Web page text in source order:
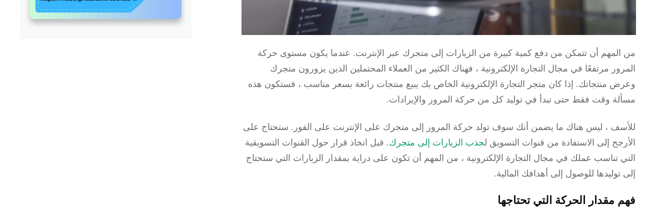
من المهم أن تتمكن من دفع كمية كبيرة من الزيارات إلى متجرك عبر الإنترنت. عندما يكون مستوى حركة
المرور مرتفعًا في مجال التجارة الإلكترونية ، فهناك الكثير من العملاء المحتملين الذين يزورون متجرك
وعرض منتجاتك. إذا كان متجر التجارة الإلكترونية الخاص بك يبيع منتجات رائعة بسعر مناسب ، فستكون هذه
مسألة وقت فقط حتى تبدأ في توليد كل من حركة المرور والإيرادات.
للأسف ، ليس هناك ما يضمن أنك سوف تولد حركة المرور إلى متجرك على الإنترنت على الفور. ستحتاج على
الأرجح إلى الاستفادة من قنوات التسويق لجذب الزيارات إلى متجرك. قبل اتخاذ قرار حول القنوات التسويقية
التي تناسب عملك في مجال التجارة الإلكترونية ، من المهم أن تكون على دراية بمقدار الزيارات التي ستحتاج
إلى توليدها للوصول إلى أهدافك المالية.
فهم مقدار الحركة التي تحتاجها